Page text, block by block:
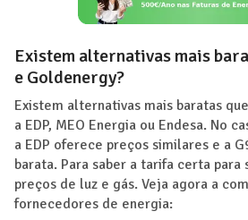
Existem alternativas mais
e Goldenergy?
Existem alternativas mais baratas
a EDP, MEO Energia ou Endesa. No
a EDP oferece preços similares e a
barata. Para saber a tarifa certa para
preços de luz e gás. Veja agora a
fornecedores de energia: